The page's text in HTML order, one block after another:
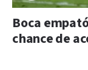
Boca
chance de